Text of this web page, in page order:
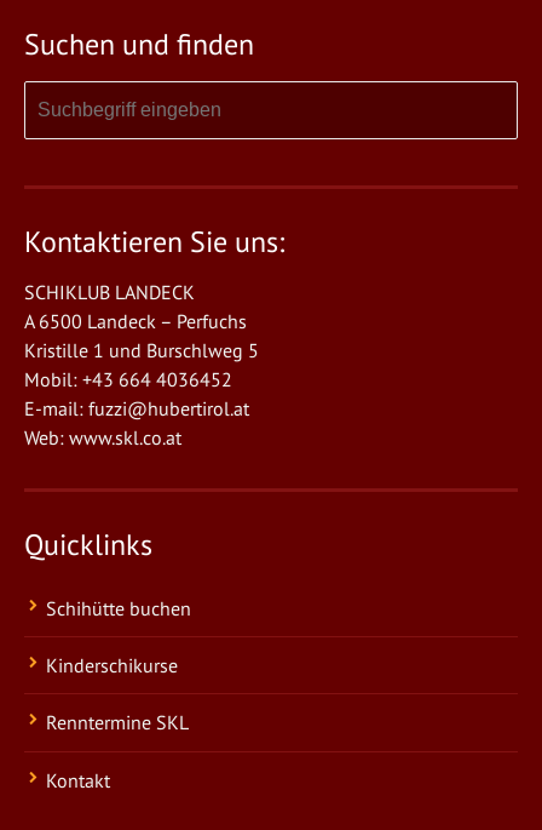
Suchen und finden
Kontaktieren Sie uns:
SCHIKLUB LANDECK
A 6500 Landeck – Perfuchs
Kristille 1 und Burschlweg 5
Mobil: +43 664 4036452
E-mail: fuzzi@hubertirol.at
Web: www.skl.co.at
Quicklinks
Schihütte buchen
Kinderschikurse
Renntermine SKL
Kontakt